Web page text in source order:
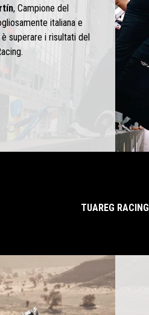
, Campione del
italiana e
superare i risultati del
TUAREG RACING